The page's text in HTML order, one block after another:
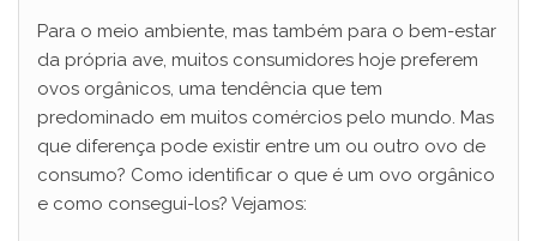
Para o meio ambiente, mas também para o bem-estar
da própria ave, muitos consumidores hoje preferem
ovos orgânicos, uma tendência que tem
predominado em muitos comércios pelo mundo. Mas
que diferença pode existir entre um ou outro ovo de
consumo? Como identificar o que é um ovo orgânico
e como consegui-los? Vejamos: